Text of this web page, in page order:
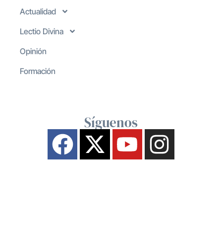
Actualidad
Lectio Divina
Opinión
Formación
Síguenos